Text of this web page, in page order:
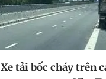
Xe tải bốc cháy trên